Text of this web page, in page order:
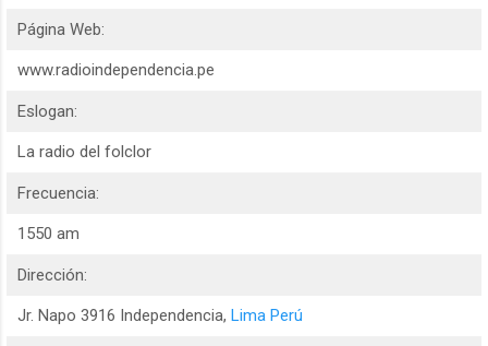
Página Web:
www.radioindependencia.pe
Eslogan:
La radio del folclor
Frecuencia:
1550 am
Dirección:
Jr. Napo 3916 Independencia, Lima Perú